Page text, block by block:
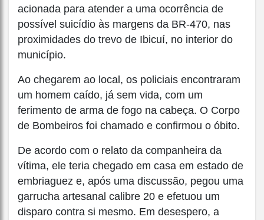
acionada para atender a uma ocorrência de
possível suicídio às margens da BR-470, nas
proximidades do trevo de Ibicuí, no interior do
município.
Ao chegarem ao local, os policiais encontraram
um homem caído, já sem vida, com um
ferimento de arma de fogo na cabeça. O Corpo
de Bombeiros foi chamado e confirmou o óbito.
De acordo com o relato da companheira da
vítima, ele teria chegado em casa em estado de
embriaguez e, após uma discussão, pegou uma
garrucha artesanal calibre 20 e efetuou um
disparo contra si mesmo. Em desespero, a